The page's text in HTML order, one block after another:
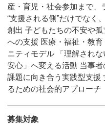
産・育児・社会参加まで、
“支援される側”だけでなく
創出 子どもたちの不安や
への支援 医療・福祉・教
ニティモデル 「理解され
安心」へ変える活動 当事
課題に向き合う実践型支援
るための社会的アプローチ
募集対象